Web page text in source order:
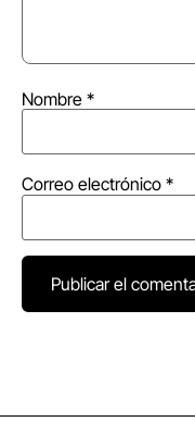
Nombre *
Correo electrónico *